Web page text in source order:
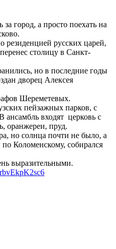
город, а просто поехать на
резиденцией русских царей,
столицу в Санкт-
но в последние годы
дворец Алексея
Шереметевых.
пейзажных парков, с
ансамбль входят церковь с
оранжереи, пруд.
но солнца почти не было, а
по Коломенскому, собирался
выразительными.